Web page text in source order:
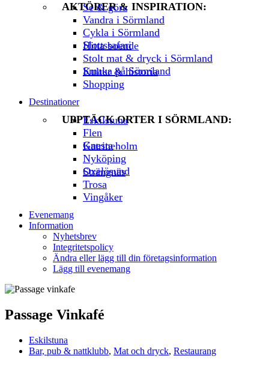
AKTÖRER & INSPIRATION:
Se & göra
Vandra i Sörmland
Cykla i Sörmland
Slottssafari
Hitta boende
Stolt mat & dryck i Sörmland
Smaka på Sörmland
Kultur & historia
Shopping
Destinationer
UPPTÄCK ORTER I SÖRMLAND:
Eskilstuna
Flen
Gnesta
Katrineholm
Nyköping
Oxelösund
Strängnäs
Trosa
Vingåker
Evenemang
Information
Nyhetsbrev
Integritetspolicy
Ändra eller lägg till din företagsinformation
Lägg till evenemang
Passage Vinkafé
Eskilstuna
Bar, pub & nattklubb, Mat och dryck, Restaurang